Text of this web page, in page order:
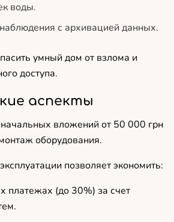
воды.
с архивацией данных.
умный дом от взлома и
доступа.
аспекты
вложений от 50 000 грн
оборудования.
позволяет экономить:
(до 30%) за счет